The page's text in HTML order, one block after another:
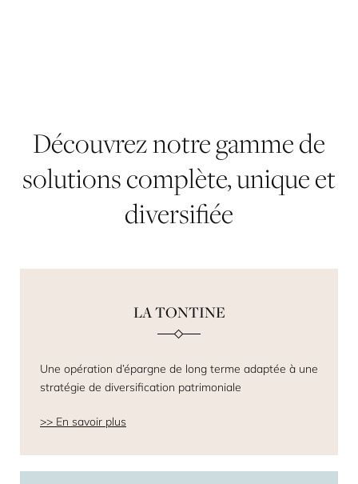
Découvreznotregammede
solutionscomplète,uniqueet
diversifiée
LA TONTINE
Une opération d’épargne de long terme adaptée à une
stratégie de diversification patrimoniale
En savoir plus